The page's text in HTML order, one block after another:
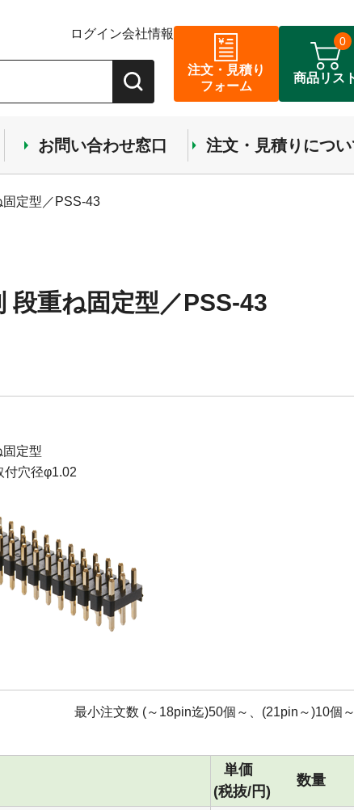
ログイン会社情報
注文・見積り
フォーム
商品リス
0
お問い合わせ窓口 注文・見積りにつ
定型／PSS-43
重ね固定型／PSS-43
固定型
付穴径φ1.02
最小注文数 (～18pin迄)50個～、(21pin～)10個
単価
(税抜/円)
数量